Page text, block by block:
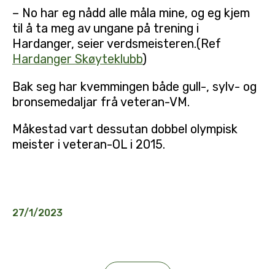
– No har eg nådd alle måla mine, og eg kjem
til å ta meg av ungane på trening i
Hardanger, seier verdsmeisteren.(Ref
Hardanger Skøyteklubb)
Bak seg har kvemmingen både gull-, sylv- og
bronsemedaljar frå veteran-VM.
Måkestad vart dessutan dobbel olympisk
meister i veteran-OL i 2015.
27/1/2023